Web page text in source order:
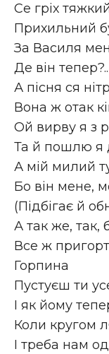
Се гріх
Прихильний
За Василя
Де він
А пісня ся
Вона ж отак
Ой вирву я з
Та й пошлю я
А мій милий
Бо він мене,
(Підбігає й
А так же, так,
Все ж
Горпина
Пустуєш ти
І як йому
Коли кругом
І треба нам